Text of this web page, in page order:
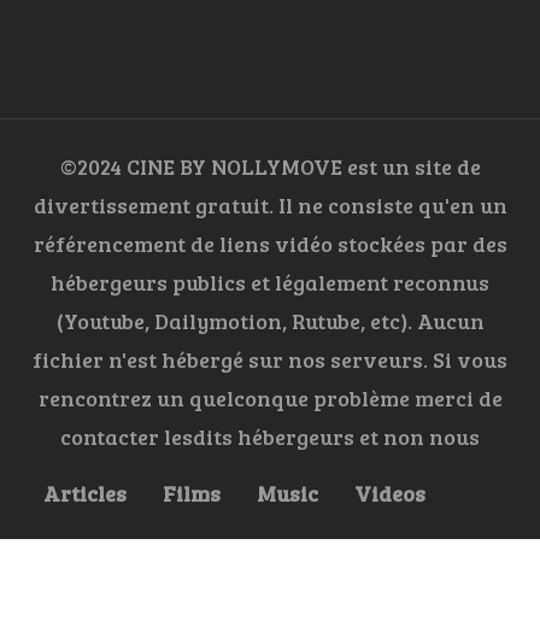
©2024 CINE BY NOLLYMOVE est un site de
divertissement gratuit. Il ne consiste qu'en un
référencement de liens vidéo stockées par des
hébergeurs publics et légalement reconnus
(Youtube, Dailymotion, Rutube, etc). Aucun
fichier n'est hébergé sur nos serveurs. Si vous
rencontrez un quelconque problème merci de
contacter lesdits hébergeurs et non nous
Articles
Films Music Videos